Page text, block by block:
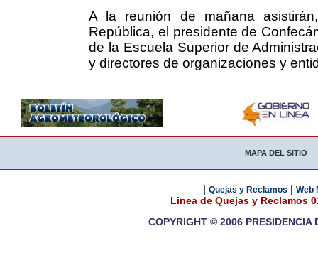
A la reunión de mañana
República, el presidente de
de la Escuela Superior de
y directores de organizaciones y
MAPA DEL SITIO
| Quejas y Reclamos | Web
Linea de Quejas y Reclamos
COPYRIGHT © 2006 PRESIDENCIA